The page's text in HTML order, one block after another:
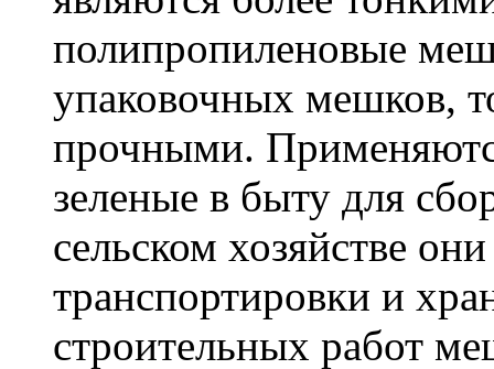
полипропиленовые
упаковочных мешков,
прочными.
зеленые в быту для
сельском хозяйстве
транспортировки и
строительных работ